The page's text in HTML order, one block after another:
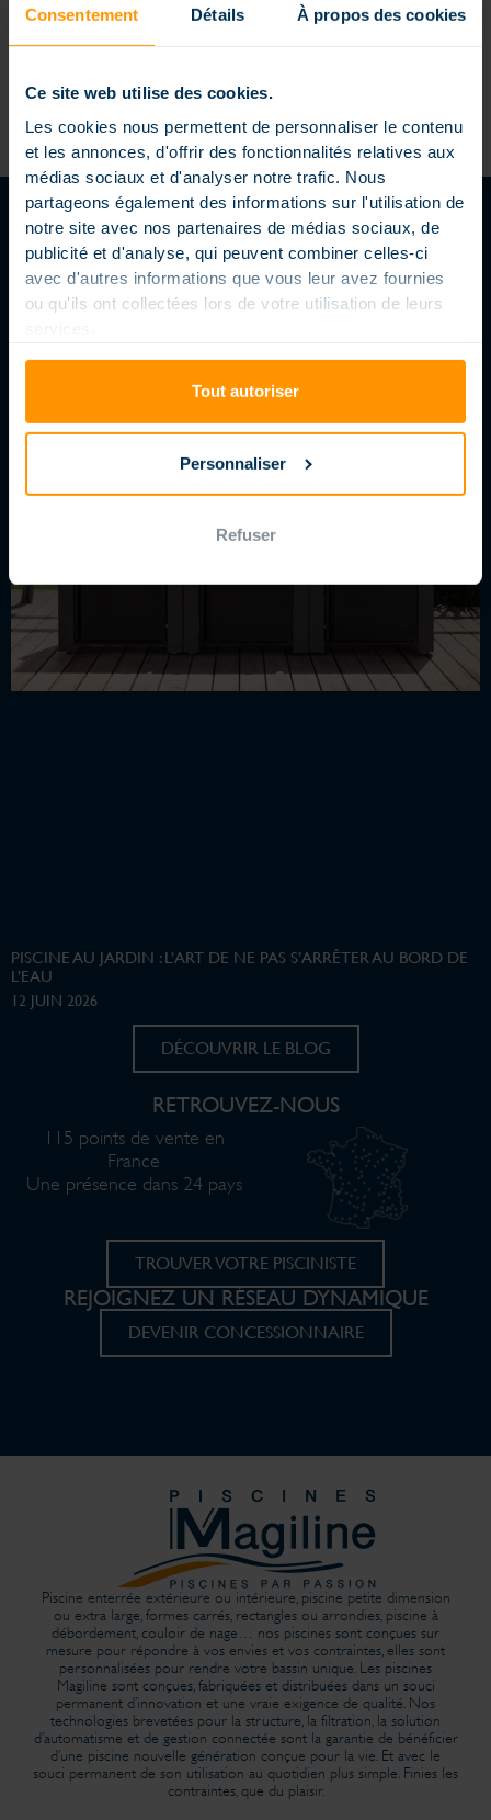
Consentement Détails À propos des cookies
Ce site web utilise des cookies.
Les cookies nous permettent de personnaliser le contenu
et les annonces, d'offrir des fonctionnalités relatives aux
médias sociaux et d'analyser notre trafic. Nous
partageons également des informations sur l'utilisation de
notre site avec nos partenaires de médias sociaux, de
publicité et d'analyse, qui peuvent combiner celles-ci
avec d'autres informations que vous leur avez fournies
ou qu'ils ont collectées lors de votre utilisation de leurs
services.
Tout autoriser
Personnaliser
Refuser
fait toujours rêver les Françaises et les Français.
SUIVEZ-NOUS
LE BLOG MAGILINE
PISCINE AU JARDIN : L’ART DE NE PAS S’ARRÊTER AU BORD DE
L’EAU
12 JUIN 2026
DÉCOUVRIR LE BLOG
RETROUVEZ-NOUS
115 points de vente en
France
Une présence dans 24 pays
TROUVER VOTRE PISCINISTE
REJOIGNEZ UN RÉSEAU DYNAMIQUE
DEVENIR CONCESSIONNAIRE
Piscine enterrée extérieure ou intérieure, piscine petite dimension
ou extra large, formes carrés, rectangles ou arrondies, piscine à
débordement, couloir de nage… nos piscines sont conçues sur
mesure pour répondre à vos envies et vos contraintes, elles sont
personnalisées pour rendre votre bassin unique. Les piscines
Magiline sont conçues, fabriquées et distribuées dans un souci
permanent d’innovation et une vraie exigence de qualité. Nos
technologies brevetées pour la structure, la filtration, la solution
d’automatisme et de gestion connectée sont la garantie de bénéficier
d’une piscine nouvelle génération conçue pour la vie. Et avec le
souci permanent de son utilisation au quotidien plus simple. Finies les
contraintes, que du plaisir.